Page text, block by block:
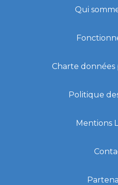
Qui
Charte données
Politique
Mentions